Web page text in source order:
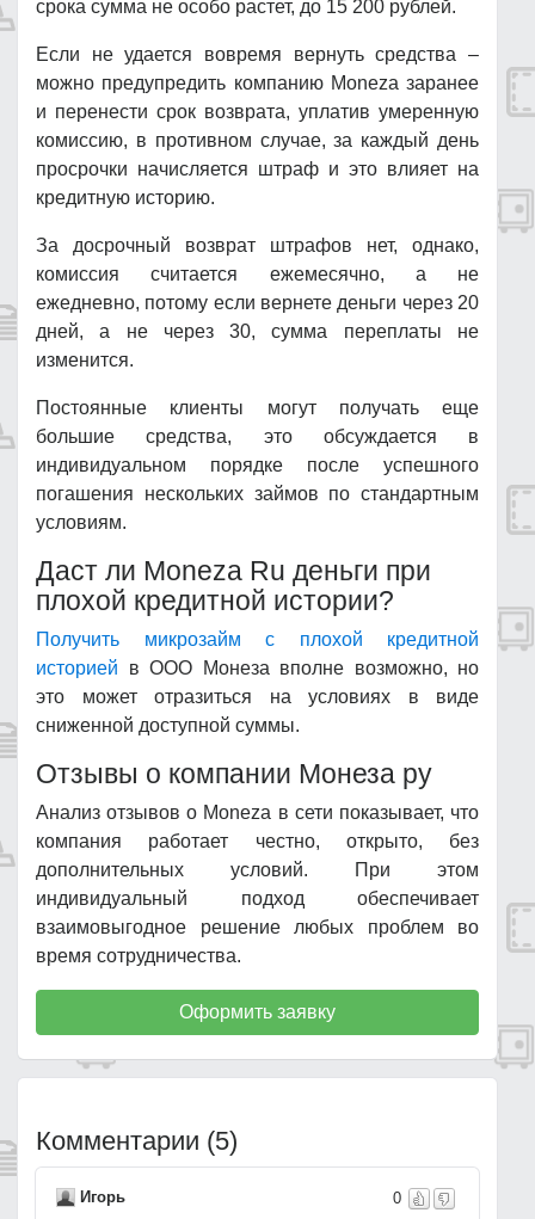
срока сумма не особо растет, до 15 200 рублей.
Если не удается вовремя вернуть средства –
можно предупредить компанию Moneza заранее
и перенести срок возврата, уплатив умеренную
комиссию, в противном случае, за каждый день
просрочки начисляется штраф и это влияет на
кредитную историю.
За досрочный возврат штрафов нет, однако,
комиссия считается ежемесячно, а не
ежедневно, потому если вернете деньги через 20
дней, а не через 30, сумма переплаты не
изменится.
Постоянные клиенты могут получать еще
большие средства, это обсуждается в
индивидуальном порядке после успешного
погашения нескольких займов по стандартным
условиям.
Даст ли Moneza Ru деньги при
плохой кредитной истории?
Получить микрозайм с плохой кредитной
историей в ООО Монеза вполне возможно, но
это может отразиться на условиях в виде
сниженной доступной суммы.
Отзывы о компании Монеза ру
Анализ отзывов о Moneza в сети показывает, что
компания работает честно, открыто, без
дополнительных условий. При этом
индивидуальный подход обеспечивает
взаимовыгодное решение любых проблем во
время сотрудничества.
Оформить заявку
Комментарии (5)
0
Игорь